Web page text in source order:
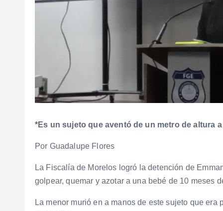
*Es un sujeto que aventó de un metro de altura
Por Guadalupe Flores
La Fiscalía de Morelos logró la detención de
golpear, quemar y azotar a una bebé de 10 meses
La menor murió en a manos de este sujeto que